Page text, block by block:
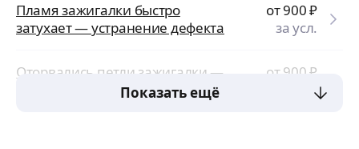
Пламя зажигалки быстро
затухает — устранение дефекта
от 900₽
за усл.
Оторвались петли зажигалки —
устранение дефекта
от 900₽
за усл.
Показать ещё